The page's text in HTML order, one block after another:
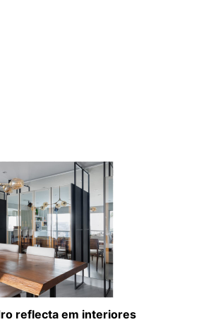
reflecta em interiores